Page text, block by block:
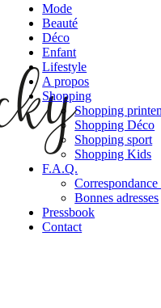
Mode
Beauté
Déco
Enfant
Lifestyle
A propos
Shopping
Shopping
Shopping Déco
Shopping sport
Shopping Kids
F.A.Q.
Correspondance
Bonnes adresses
Pressbook
Contact